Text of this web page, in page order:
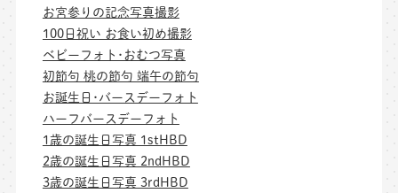
お宮参りの記念写真撮影
100日祝い お食い初め撮影
ベビーフォト･おむつ写真
初節句 桃の節句 端午の節句
お誕生日･バースデーフォト
ハーフバースデーフォト
1歳の誕生日写真 1stHBD
2歳の誕生日写真 2ndHBD
3歳の誕生日写真 3rdHBD